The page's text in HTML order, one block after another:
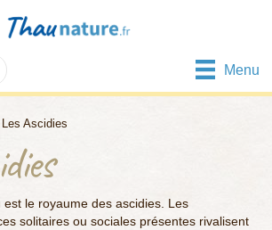
Menu
Les Ascidies
est le royaume des ascidies. Les
solitaires ou sociales présentes rivalisent